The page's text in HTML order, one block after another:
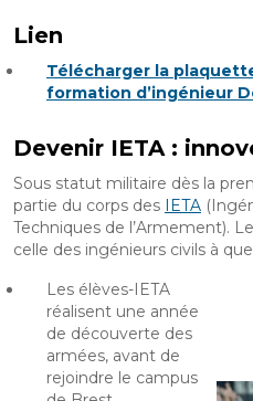
Lien
Télécharger la
formation d’ingénieur
Devenir IETA :
Sous statut militaire dès la
partie du corps des IETA
Techniques de l’Armement).
celle des ingénieurs civils à
Les élèves-IETA
réalisent une année
de découverte des
armées, avant de
rejoindre le campus